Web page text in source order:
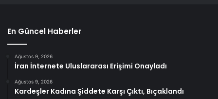
En Güncel Haberler
Ağustos 9, 2026
İran İnternete Uluslararası Erişimi Onayladı
Ağustos 9, 2026
Kardeşler Kadına Şiddete Karşı Çıktı, Bıçaklandı